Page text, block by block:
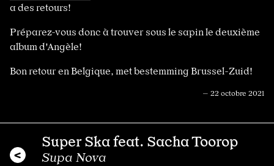
a des retours!
Préparez-vous donc à trouver sous le sapin le deuxième
album d'Angèle!
Bon retour en Belgique, met bestemming Brussel-Zuid!
— 22 octobre 2021
Super Ska feat. Sacha Toorop
Supa Nova